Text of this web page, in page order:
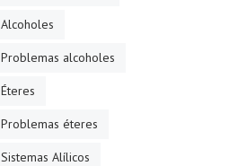
Alcoholes
Problemas alcoholes
Éteres
Problemas éteres
Sistemas Alílicos